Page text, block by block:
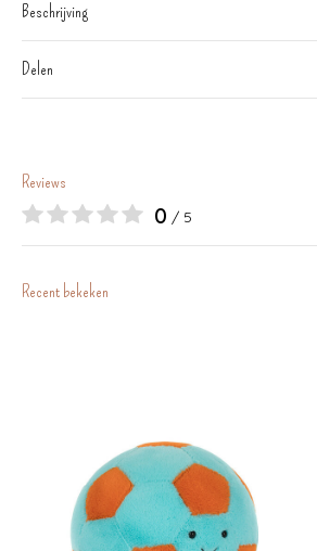
Beschrijving
Delen
Reviews
0 / 5
Recent bekeken